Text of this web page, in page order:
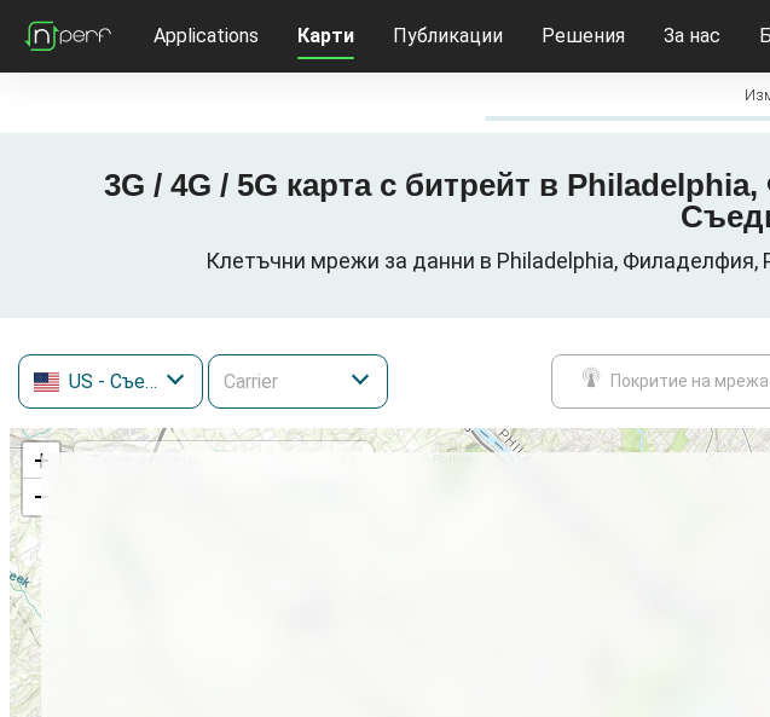
Applications Карти Публикации Решения За нас
3G / 4G / 5G карта с битрейт в
Клетъчни мрежи за данни в Philadelphia,
US - Съединени щати Покритие на
+
−